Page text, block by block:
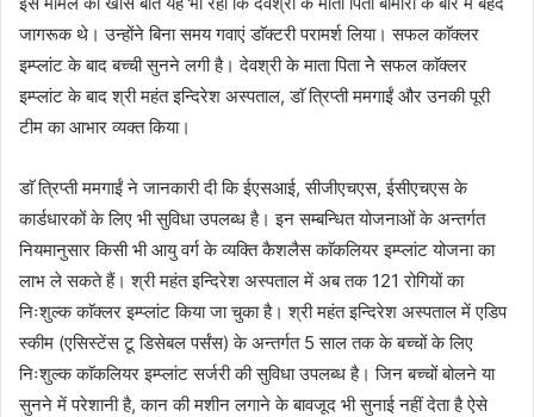
जागरूक थे। उन्होंने बिना समय गवाएं डाॅक्टरी परामर्श लिया। सफल काॅक्लर
इम्प्लांट के बाद बच्ची सुनने लगी है। देवश्री के माता पिता नेे सफल काॅक्लर
इम्प्लांट के बाद श्री महंत इन्दिरेश अस्पताल, डाॅ त्रिप्ती ममगाईं और उनकी पूरी
टीम का आभार व्यक्त किया।
डाॅ त्रिप्ती ममगाईं ने जानकारी दी कि ईएसआई, सीजीएचएस, ईसीएचएस के
कार्डधारकों के लिए भी सुविधा उपलब्ध है। इन सम्बन्धित योजनाओं के अन्तर्गत
नियमानुसार किसी भी आयु वर्ग के व्यक्ति कैशलैस काॅकलियर इम्प्लांट योजना का
लाभ ले सकते हैं। श्री महंत इन्दिरेश अस्पताल में अब तक 121 रोगियों का
निःशुल्क काॅक्लर इम्प्लांट किया जा चुका है। श्री महंत इन्दिरेश अस्पताल में एडिप
स्कीम (एसिस्टेंस टू डिसेबल पर्संस) के अन्तर्गत 5 साल तक के बच्चों के लिए
निःशुल्क काॅकलियर इम्प्लांट सर्जरी की सुविधा उपलब्ध है। जिन बच्चों बोलने या
सुनने में परेशानी है, कान की मशीन लगाने के बावजूद भी सुनाई नहीं देता है ऐसे